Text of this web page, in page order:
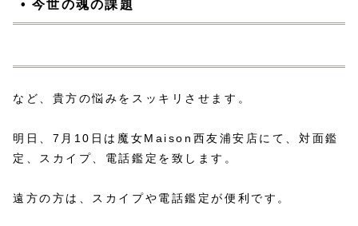
• 今世の魂の課題
など、貴方の悩みをスッキリさせます。
明日、7月10日は魔女Maison西友浦安店にて、対面鑑
定、スカイプ、電話鑑定を致します。
遠方の方は、スカイプや電話鑑定が便利です。